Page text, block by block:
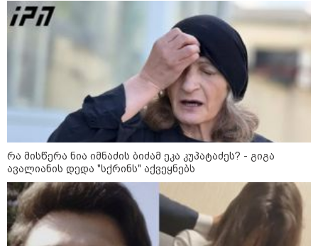
19:03 / 08-08-2026
"მკაცრად ვგმობთ ირაკლი
კობახიძის განცხადებას" -
"კოალიცია ცვლილებისთვის"
16:33 / 08-08-2026
"გიორგი ბარამიძემ რაღაც
არასწორად ჩამოაყალიბა,
მაგრამ ნამდვილად არ
ეკუთვნის წიხლი ივანიშვილის
ღალატზე დაფუძნებული
დიქტატურის მსახურებისგან" -
მიხეილ სააკაშვილი
16:22 / 08-08-2026
"აი, ეს არის სამშობლოს
რა მისწერა ნია იმნაძის ბიძამ ეკა კუპატაძეს? - გიგა
ავალიანის დედა "სქრინს" აქვეყნებს